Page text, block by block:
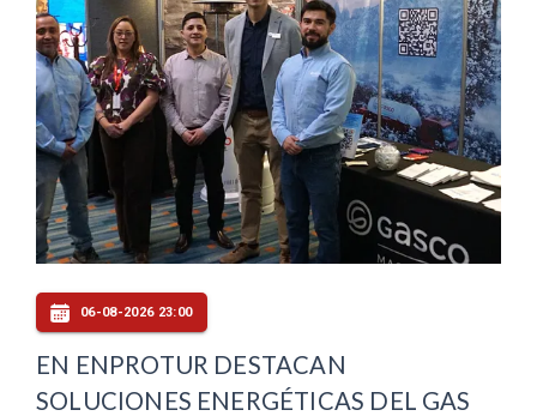
06-08-2026 23:00
EN ENPROTUR DESTACAN
SOLUCIONES ENERGÉTICAS DEL GAS